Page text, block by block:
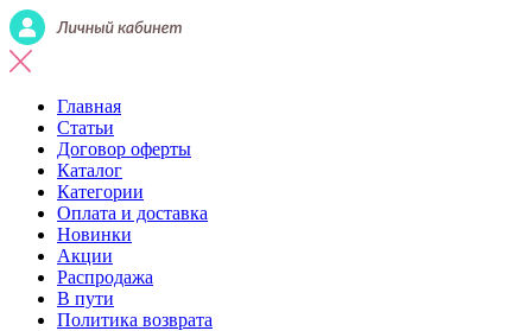
Главная
Статьи
Договор оферты
Каталог
Категории
Оплата и доставка
Новинки
Акции
Распродажа
В пути
Политика возврата